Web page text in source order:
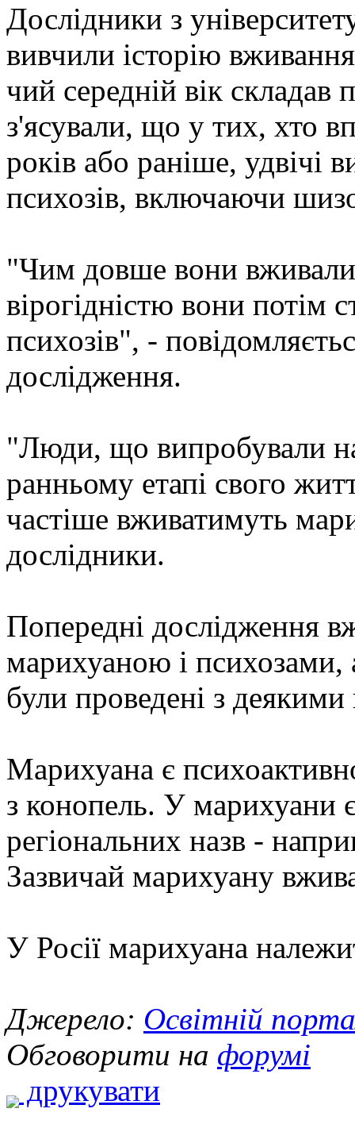
Дослідники з
вивчили історію
чий середній вік
з'ясували, що у тих, хто
років або раніше, удвічі
психозів, включаючи
"Чим довше вони
вірогідністю вони потім
психозів", -
дослідження.
"Люди, що випробували
ранньому етапі свого
частіше вживатимуть
дослідники.
Попередні дослідження
марихуаною і психозами,
були проведені з
Марихуана є
з конопель. У марихуани
регіональних назв -
Зазвичай марихуану
У Росії марихуана
Джерело: Освітній
Обговорити на форумі
друкувати